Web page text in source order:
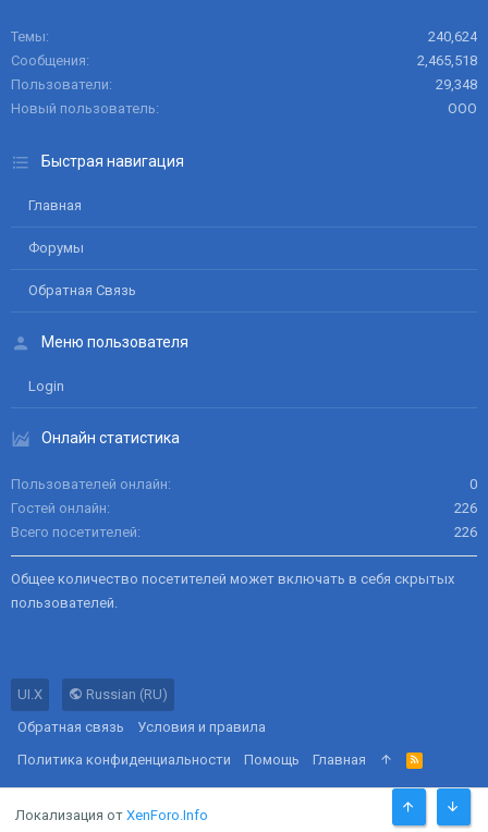
Темы
240,624
Сообщения
2,465,518
Пользователи
29,348
Новый пользователь
ООО
Быстрая навигация
Главная
Форумы
Обратная Связь
Меню пользователя
Login
Онлайн статистика
Пользователей онлайн
0
Гостей онлайн
226
Всего посетителей
226
Общее количество посетителей может включать в себя скрытых
пользователей.
UI.X
Russian (RU)
Обратная связь
Условия и правила
Политика конфиденциальности
Помощь Главная
R
S
S
Локализация от XenForo.Info СВЕРХУ